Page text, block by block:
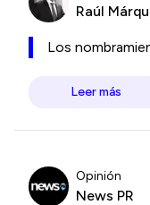
Raúl
Los
Leer más
Opinión
News PR